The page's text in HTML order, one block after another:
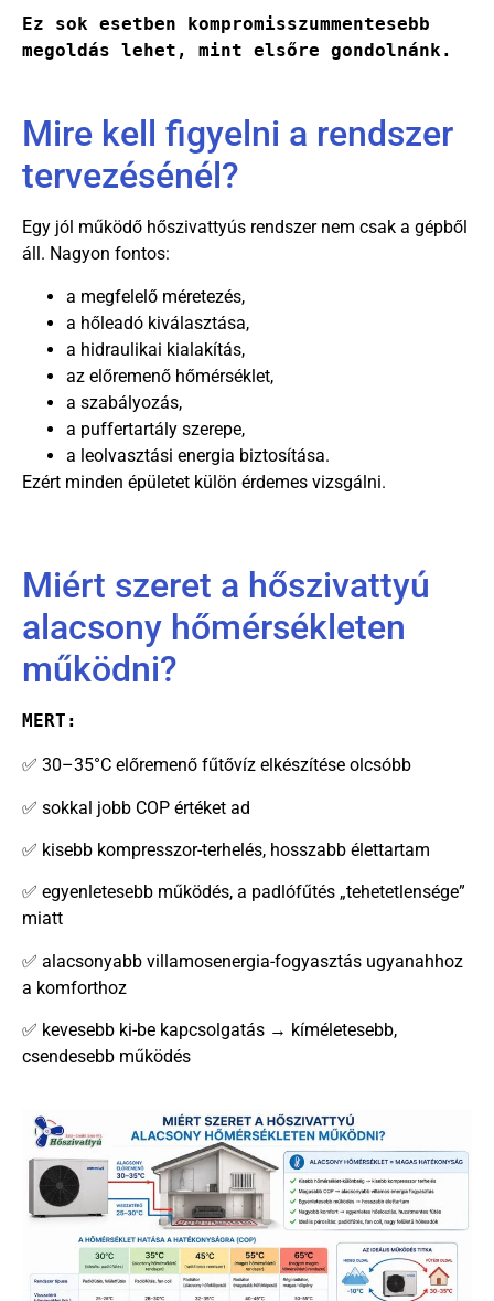
Ez sok esetben kompromisszummentesebb
megoldás lehet, mint elsőre gondolnánk.
Mire kell figyelni a rendszer
tervezésénél?
Egy jól működő hőszivattyús rendszer nem csak a gépből
áll. Nagyon fontos:
a megfelelő méretezés,
a hőleadó kiválasztása,
a hidraulikai kialakítás,
az előremenő hőmérséklet,
a szabályozás,
a puffertartály szerepe,
a leolvasztási energia biztosítása.
Ezért minden épületet külön érdemes vizsgálni.
Miért szeret a hőszivattyú
alacsony hőmérsékleten
működni?
MERT:
✅ 30–35°C előremenő fűtővíz elkészítése olcsóbb
✅ sokkal jobb COP értéket ad
✅ kisebb kompresszor-terhelés, hosszabb élettartam
✅ egyenletesebb működés, a padlófűtés „tehetetlensége”
miatt
✅ alacsonyabb villamosenergia-fogyasztás ugyanahhoz
a komforthoz
✅ kevesebb ki-be kapcsolgatás → kíméletesebb,
csendesebb működés